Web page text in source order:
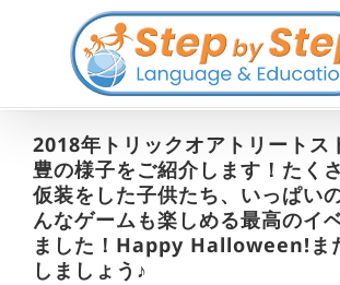
2018年トリックオアトリートス
豊の様子をご紹介します！たく
仮装をした子供たち、いっぱい
んなゲームも楽しめる最高のイ
ました！Happy Halloween!ま
しましょう♪